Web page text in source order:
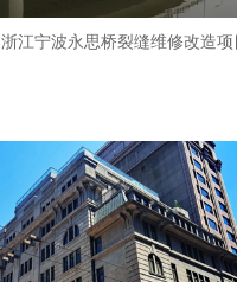
浙江宁波永思桥裂缝维修改造项